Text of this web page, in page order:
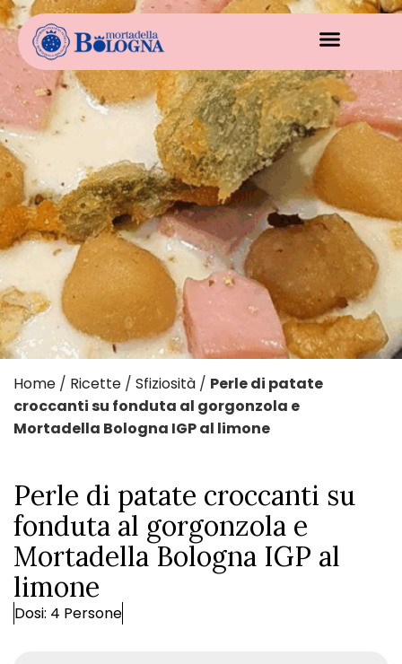
Home / Ricette / Sfiziosità / Perle di patate
croccanti su fonduta al gorgonzola e
Mortadella Bologna IGP al limone
Perle di patate croccanti su
fonduta al gorgonzola e
Mortadella Bologna IGP al
limone
Dosi: 4 Persone